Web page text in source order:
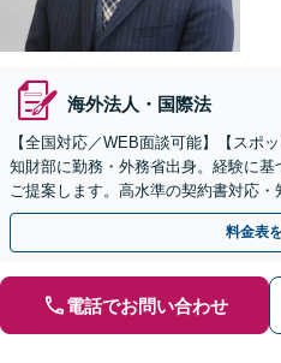
海外法人・国際法
【全国対応／WEB面談可能】【スポ
知財部に勤務・外務省出身。経験に
ご提案します。高水準の契約書対応
引いたします。
料金表
電話でお問い合わせ